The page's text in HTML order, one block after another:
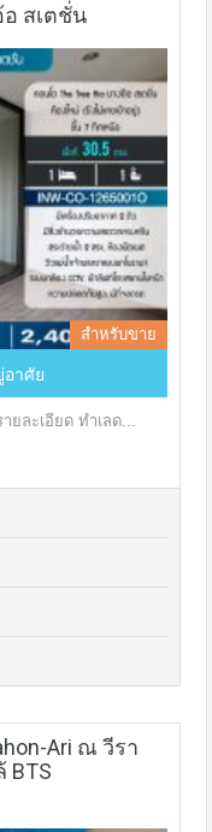
อ​ ส​เตชั่น
สำหรับขาย
อาศัย
ละเอียด ทำเลด...
Ari ณ วีรา
BTS